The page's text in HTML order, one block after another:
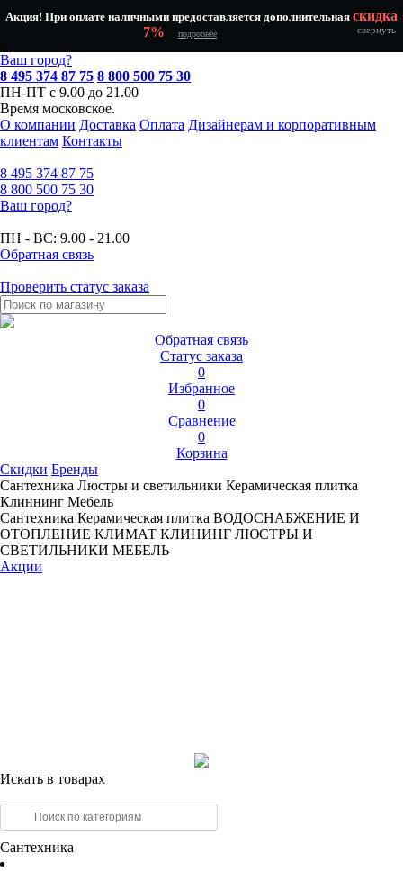
Акция! При оплате наличными предоставляется дополнительная скидка
7%
подробнее свернуть
Ваш город?
8 495 374 87 75 8 800 500 75 30
ПН-ПТ с 9.00 до 21.00
Время московское.
О компании Доставка Оплата Дизайнерам и корпоративным
клиентам Контакты
8 495 374 87 75
8 800 500 75 30
Ваш город?
ПН - ВС: 9.00 - 21.00
Обратная связь
Проверить статус заказа
Обратная связь
Статус заказа
0
Избранное
0
Сравнение
0
Корзина
Скидки Бренды
Сантехника Люстры и светильники Керамическая плитка
Клиннинг Мебель
Сантехника Керамическая плитка ВОДОСНАБЖЕНИЕ И
ОТОПЛЕНИЕ КЛИМАТ КЛИНИНГ ЛЮСТРЫ И
СВЕТИЛЬНИКИ МЕБЕЛЬ
Акции
Искать в товарах
Сантехника